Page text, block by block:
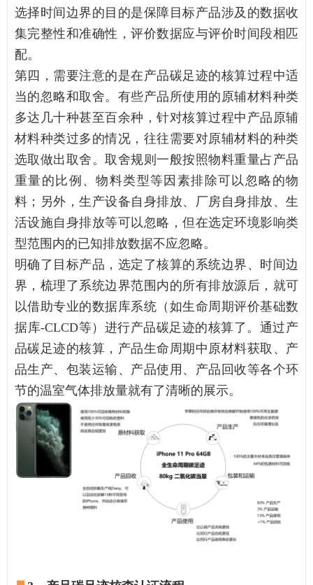
选择时间边界的目的是保障目标产品涉及的数据收
集完整性和准确性，评价数据应与评价时间段相匹
配。
第四，需要注意的是在产品碳足迹的核算过程中适
当的忽略和取舍。有些产品所使用的原辅材料种类
多达几十种甚至百余种，针对核算过程中产品原辅
材料种类过多的情况，往往需要对原辅材料的种类
选取做出取舍。取舍规则一般按照物料重量占产品
重量的比例、物料类型等因素排除可以忽略的物
料；另外，生产设备自身排放、厂房自身排放、生
活设施自身排放等可以忽略，但在选定环境影响类
型范围内的已知排放数据不应忽略。
明确了目标产品，选定了核算的系统边界、时间边
界，梳理了系统边界范围内的所有排放源后，就可
以借助专业的数据库系统（如生命周期评价基础数
据库-CLCD等）进行产品碳足迹的核算了。通过产
品碳足迹的核算，产品生命周期中原材料获取、产
品生产、包装运输、产品使用、产品回收等各个环
节的温室气体排放量就有了清晰的展示。